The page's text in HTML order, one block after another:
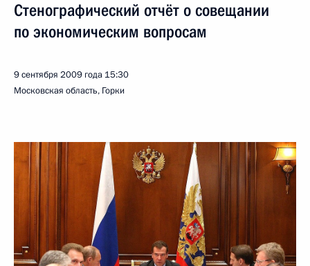
Стенографический отчёт о совещании
по экономическим вопросам
9 сентября 2009 года 15:30
Московская область, Горки